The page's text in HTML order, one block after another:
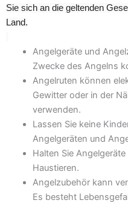
Sie sich an die geltenden
Land.
Angelgeräte und
Zwecke des Angelns
Angelruten können
Gewitter oder in der
verwenden.
Lassen Sie keine
Angelgeräten und
Halten Sie
Haustieren.
Angelzubehör kann
Es besteht